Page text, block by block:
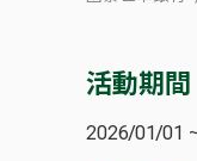
活動期間
2026/01/01